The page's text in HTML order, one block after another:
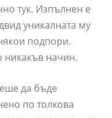
тук. Изпълнен е
уникалната му
подпори.
никакъв начин.
да бъде
по толкова